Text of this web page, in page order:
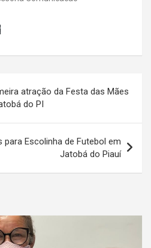
atração da Festa das Mães
do PI
Escolinha de Futebol em
Jatobá do Piauí